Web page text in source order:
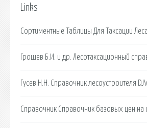
Links
Сортиментные Таблицы Для Таксации
Грошев Б.И. и др. Лесотаксационный
Гусев Н.Н. Справочник лесоустроителя
Справочник Справочник базовых цен на